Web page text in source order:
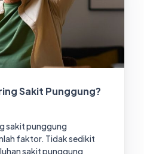
Sakit Punggung?
sakit punggung
faktor. Tidak sedikit
sakit punggung